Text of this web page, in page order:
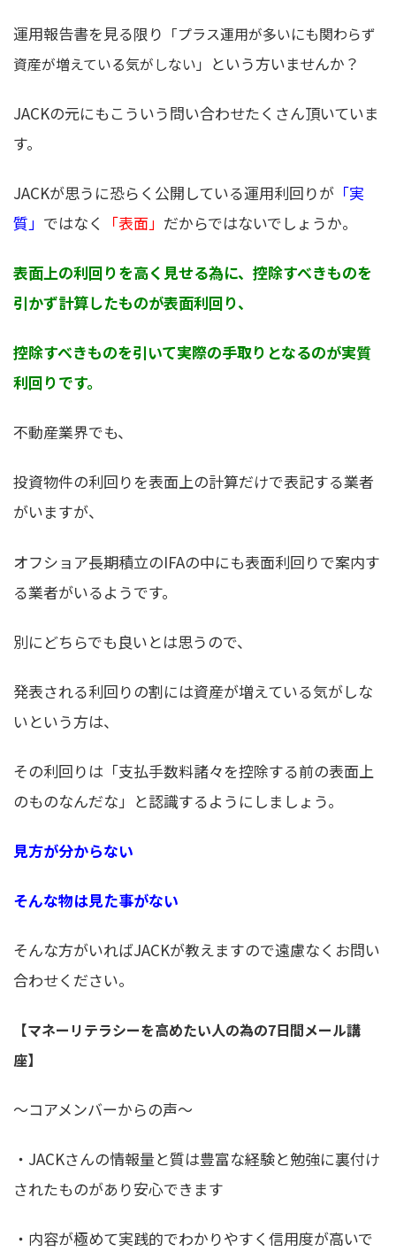
運用報告書を見る限り 「プラス運用が多いにも関わらず
資産が増えている気がしない」 という方いませんか？
JACKの元にもこういう問い合わせたくさん頂いていま
す。
JACKが思うに恐らく公開している運用利回りが 「実
質」 ではなく 「表面」 だからではないでしょうか。
表面上の利回りを高く見せる為に、控除すべきものを
引かず計算したものが表面利回り、
控除すべきものを引いて実際の手取りとなるのが実質
利回りです。
不動産業界でも、
投資物件の利回りを表面上の計算だけで表記する業者
がいますが、
オフショア長期積立のIFAの中にも表面利回りで案内す
る業者がいるようです。
別にどちらでも良いとは思うので、
発表される利回りの割には資産が増えている気がしな
いという方は、
その利回りは「支払手数料諸々を控除する前の表面上
のものなんだな」と認識するようにしましょう。
見方が分からない
そんな物は見た事がない
そんな方がいればJACKが教えますので遠慮なくお問い
合わせください。
【マネーリテラシーを高めたい人の為の7日間メール講
座】
〜コアメンバーからの声〜
・JACKさんの情報量と質は豊富な経験と勉強に裏付け
されたものがあり安心できます
・内容が極めて実践的でわかりやすく信用度が高いで